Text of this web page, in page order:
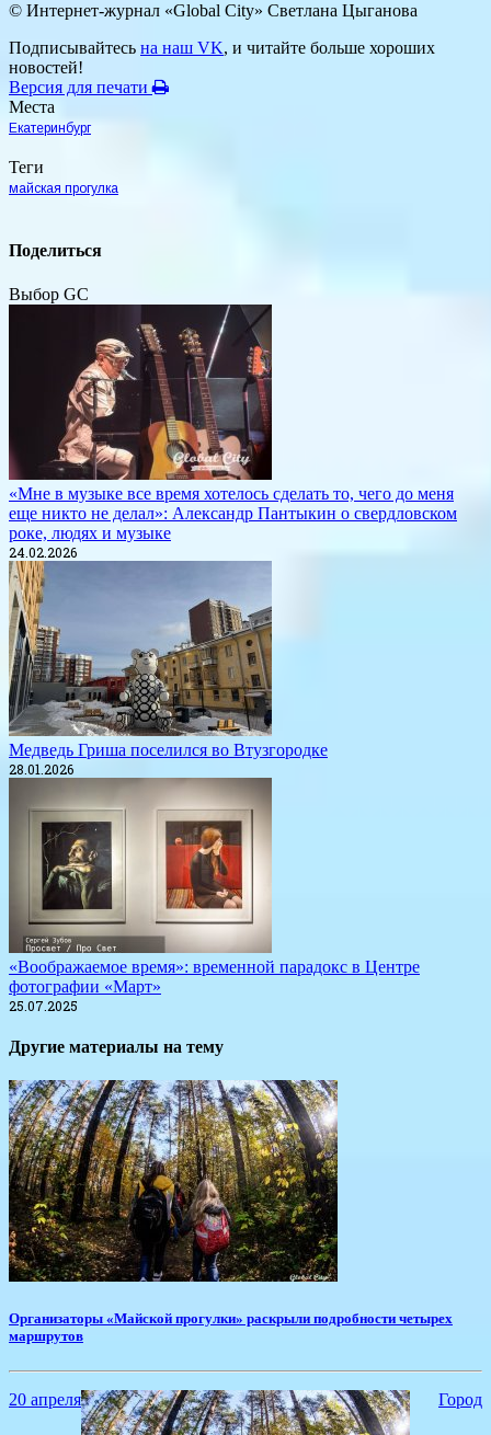
© Интернет-журнал «Global City» Светлана Цыганова
Подписывайтесь на наш VK, и читайте больше хороших
новостей!
Версия для печати
Места
Екатеринбург
Теги
майская прогулка
Поделиться
Выбор GC
«Мне в музыке все время хотелось сделать то, чего до меня
еще никто не делал»: Александр Пантыкин о свердловском
роке, людях и музыке
24.02.2026
Медведь Гриша поселился во Втузгородке
28.01.2026
«Воображаемое время»: временной парадокс в Центре
фотографии «Март»
25.07.2025
Другие материалы на тему
​Организаторы «Майской прогулки» раскрыли подробности четырех
маршрутов
20 апреля Город